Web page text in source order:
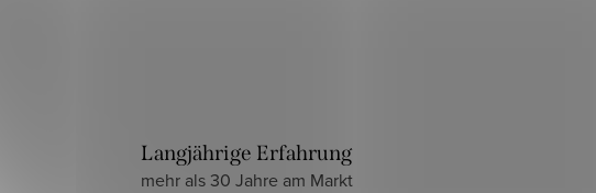
Langjährige Erfahrung
mehr als 30 Jahre am Markt